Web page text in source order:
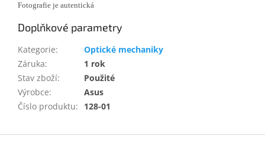
Fotografie je autentická
Doplňkové parametry
Kategorie:
Optické mechaniky
Záruka:
1 rok
Stav zboží:
Použité
Výrobce:
Asus
Číslo produktu: 128-01